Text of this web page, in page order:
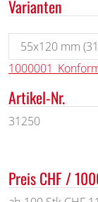
Varianten
Artikel-Nr.
31250
Preis CHF /